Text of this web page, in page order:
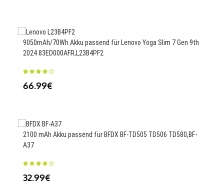
9050mAh/70Wh Akku passend für Lenovo Yoga Slim 7 Gen 9th
2024 83ED000AFR,L23B4PF2
66.99€
2100 mAh Akku passend für BFDX BF-TD505 TD506 TD580,BF-
A37
32.99€